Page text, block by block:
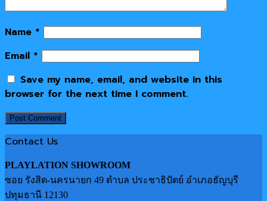
Name *
Email *
Save my name, email, and website in this
browser for the next time I comment.
Contact Us
PLAYLATION SHOWROOM
ซอย รังสิต-นครนายก 49 ตำบล ประชาธิปัตย์ อำเภอธัญบุรี
ปทุมธานี 12130